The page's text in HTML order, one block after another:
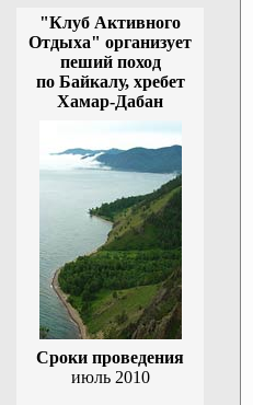
"Клуб Активного
Отдыха" организует
пеший поход
по Байкалу, хребет
Хамар-Дабан
Сроки проведения
июль 2010